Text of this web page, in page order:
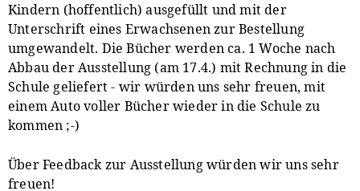
Kindern (hoffentlich) ausgefüllt und mit der
Unterschrift eines Erwachsenen zur Bestellung
umgewandelt. Die Bücher werden ca. 1 Woche nach
Abbau der Ausstellung (am 17.4.) mit Rechnung in die
Schule geliefert - wir würden uns sehr freuen, mit
einem Auto voller Bücher wieder in die Schule zu
kommen ;-)
Über Feedback zur Ausstellung würden wir uns sehr
freuen!